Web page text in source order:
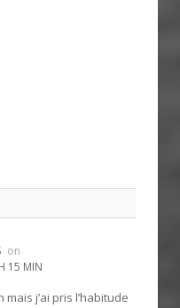
on
15 MIN
j’ai pris l’habitude